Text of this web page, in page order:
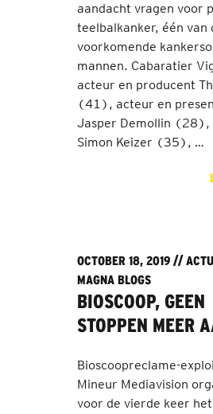
aandacht vragen voor
teelbalkanker, één van
voorkomende
mannen. Cabaratier
acteur en producent
(41), acteur en
Jasper Demollin (28),
Simon Keizer (35), …
OCTOBER 18, 2019 //
MAGNA BLOGS
BIOSCOOP, GEEN
STOPPEN MEER
Bioscoopreclame-
Mineur Mediavision
voor de vierde keer